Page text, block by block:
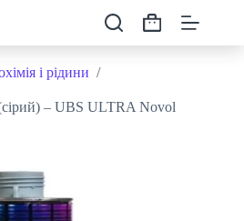
Кошик
і рідини /
(сірий) – UBS ULTRA Novol